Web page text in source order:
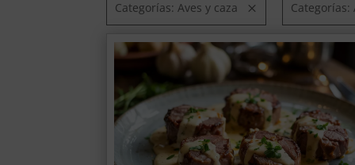
Categorías: Aves y caza Categorías: